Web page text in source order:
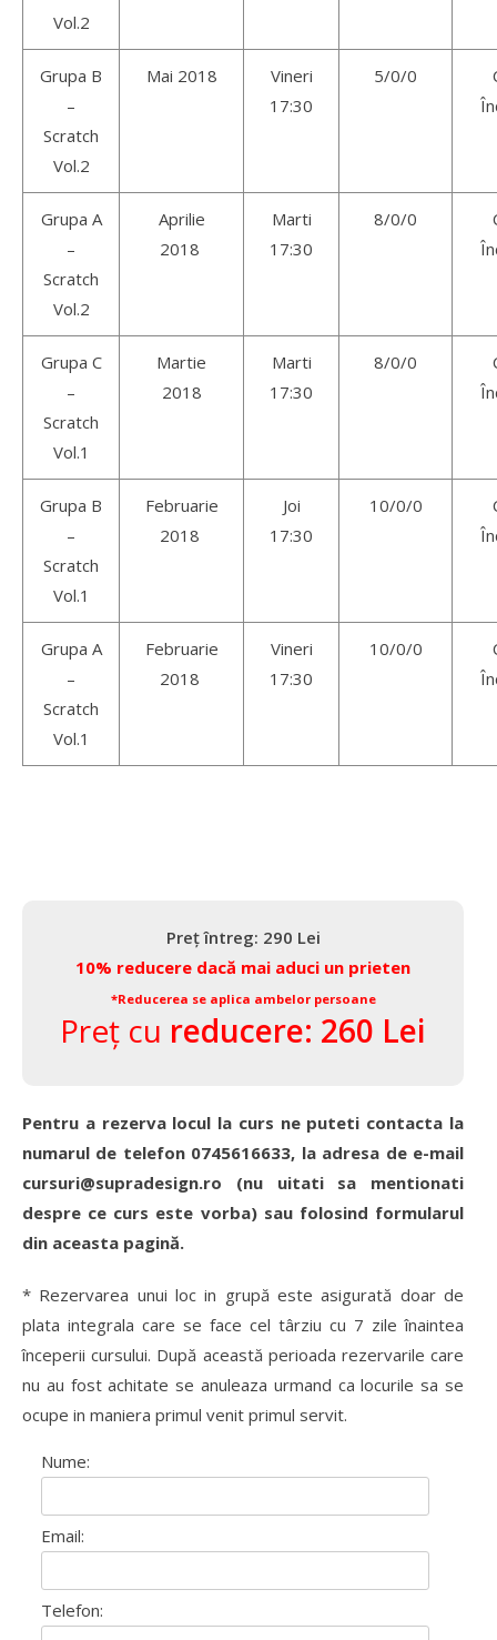
Vol.2
Grupa B
–
Scratch
Vol.2
Mai 2018
Vineri
17:30
5/0/0
Grupa A
–
Scratch
Vol.2
Aprilie
2018
Marti
17:30
8/0/0
Grupa C
–
Scratch
Vol.1
Martie
2018
Marti
17:30
8/0/0
Grupa B
–
Scratch
Vol.1
Februarie
2018
Joi
17:30
10/0/0
Grupa A
–
Scratch
Vol.1
Februarie
2018
Vineri
17:30
10/0/0
Preț întreg: 290 Lei
10% reducere dacă mai aduci un prieten
*Reducerea se aplica ambelor persoane
Preț cu reducere: 260 Lei
Pentru a rezerva locul la curs ne puteti contacta la
numarul de telefon 0745616633, la adresa de e-mail
cursuri@supradesign.ro (nu uitati sa mentionati
despre ce curs este vorba) sau folosind formularul
din aceasta pagină.
* Rezervarea unui loc in grupă este asigurată doar de
plata integrala care se face cel târziu cu 7 zile înaintea
începerii cursului. După această perioada rezervarile care
nu au fost achitate se anuleaza urmand ca locurile sa se
ocupe in maniera primul venit primul servit.
Nume:
Email:
Telefon: